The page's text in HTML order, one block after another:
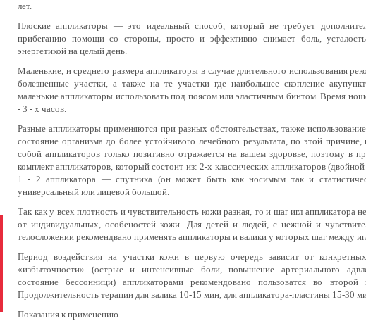
лет.
Плоские аппликаторы — это идеальный способ, который не требует
прибеганию помощи со стороны, просто и эффективно снимает боль,
энергетикой на целый день.
Маленькие, и среднего размера аппликаторы в случае длительного использования
болезненные участки, а также на те участки где наибольшее скопление
маленькие аппликаторы использовать под поясом или эластичным бинтом. Время
- 3 - х часов.
Разные аппликаторы применяются при разных обстоятельствах, также
состояние организма до более устойчивого лечебного результата, по этой
собой аппликаторов только позитивно отражается на вашем здоровье, поэтому в
комплект аппликаторов, который состоит из: 2-х классических аппликаторов
1 - 2 аппликатора — спутника (он может быть как носимым так и
универсальный или лицевой большой.
Так как у всех плотность и чувствительность кожи разная, то и шаг игл аппликатора
от индивидуальных, особеностей кожи. Для детей и людей, с нежной и
телосложении рекомендвано применять аппликаторы и валики у которых шаг между
Период воздействия на участки кожи в первую очередь зависит от
«избыточности» (острые и интенсивные боли, повышение артериального
состояние бессонници) аппликаторами рекомендовано пользоватся во
Продолжительность терапии для валика 10-15 мин, для аппликатора-пластины 15-30
Показания к применению.